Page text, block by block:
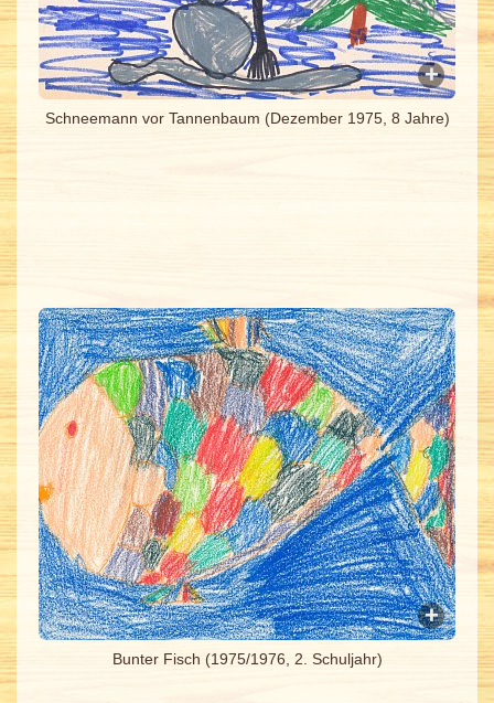
Schneemann vor Tannenbaum (Dezember 1975, 8 Jahre)
Bunter Fisch (1975/1976, 2. Schuljahr)